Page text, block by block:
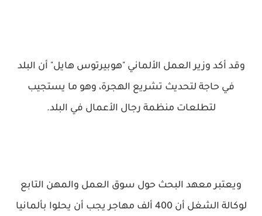
وقد أكد وزير العمل الألماني "هوبيرتوس هايل" أن البلد
في حاجة لتحديث تشريع الهجرة، وهو ما يستجيب
لتطلعات منظمة رجال الأعمال في البلد.
ويعتبر معهد البحث حول سوق العمل والمهن التابع
لوكالة الشغل أن 400 ألف مهاجر يجب أن يحلوا بألمانيا